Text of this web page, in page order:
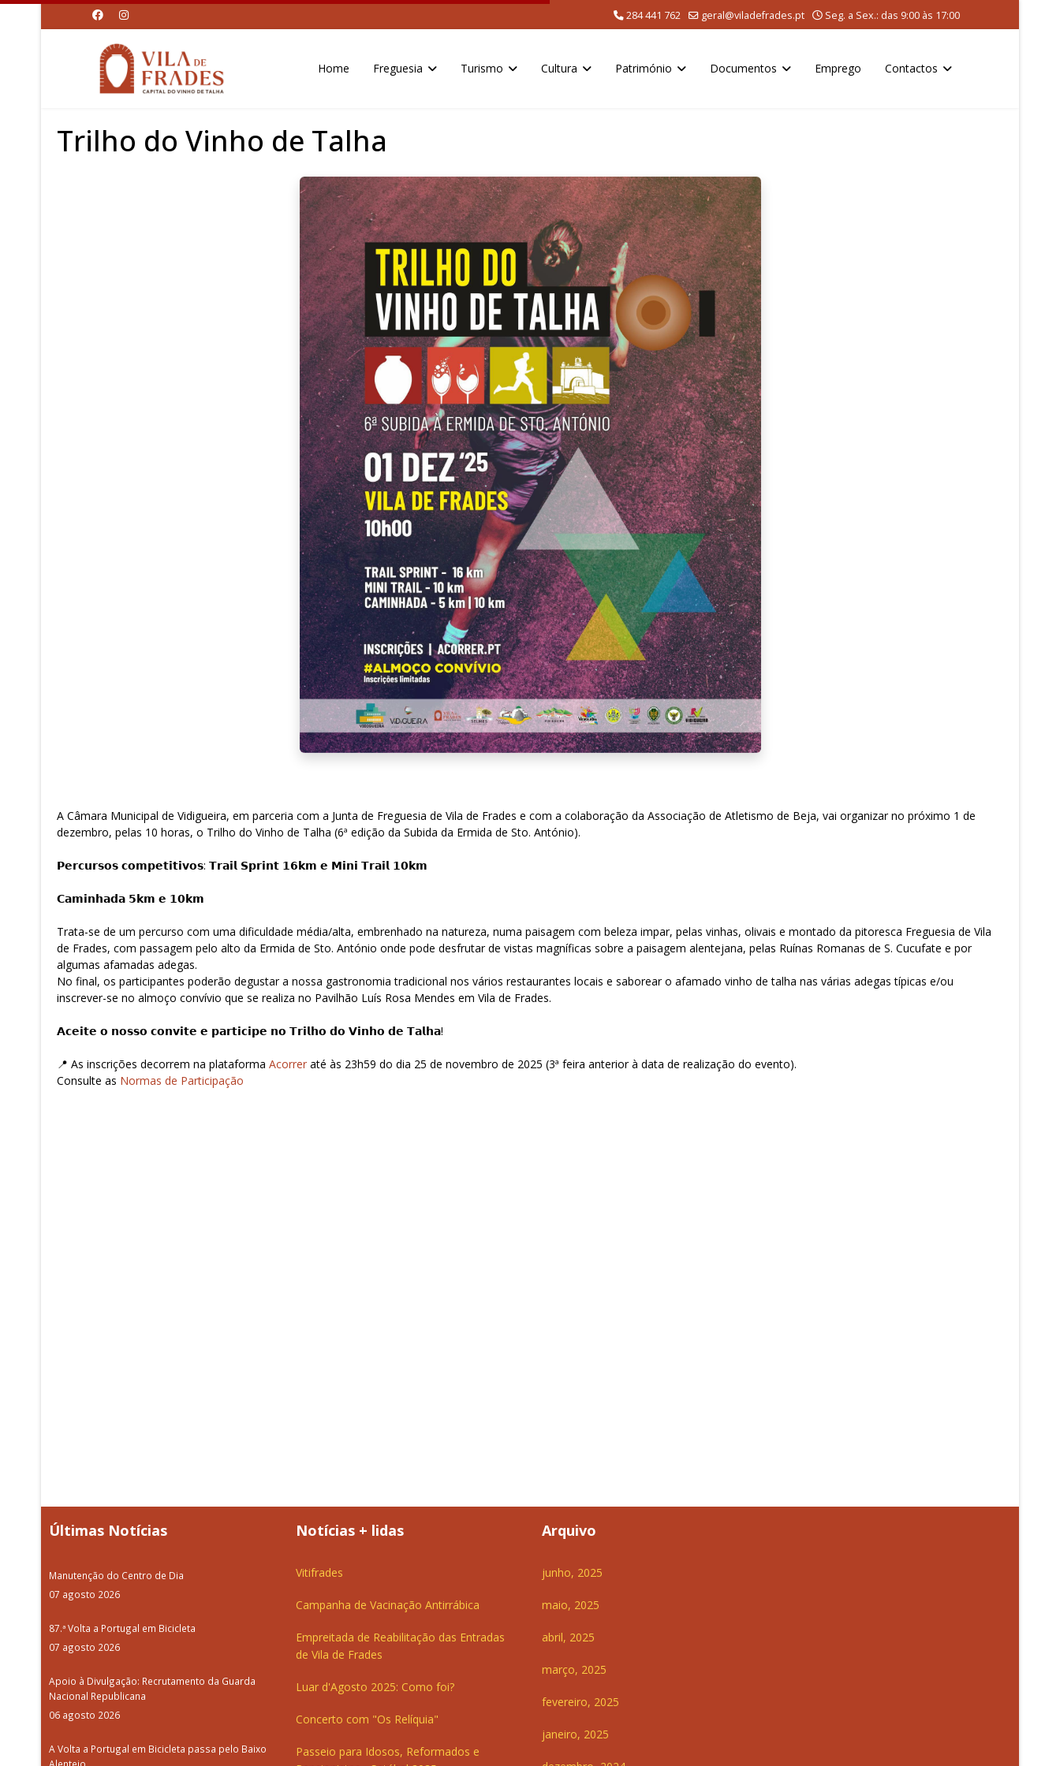
284 441 762 geral@viladefrades.pt Seg. a Sex.: das 9:00 às 17:00
Home Freguesia Turismo Cultura Património Documentos Emprego Contactos
Trilho do Vinho de Talha
A Câmara Municipal de Vidigueira, em parceria com a Junta de Freguesia de Vila de Frades e com a colaboração da Associação de Atletismo de Beja, vai organizar no próximo 1 de
dezembro, pelas 10 horas, o Trilho do Vinho de Talha (6ª edição da Subida da Ermida de Sto. António).
𝗣𝗲𝗿𝗰𝘂𝗿𝘀𝗼𝘀 𝗰𝗼𝗺𝗽𝗲𝘁𝗶𝘁𝗶𝘃𝗼𝘀: 𝗧𝗿𝗮𝗶𝗹 𝗦𝗽𝗿𝗶𝗻𝘁 𝟭𝟲𝗸𝗺 𝗲 𝗠𝗶𝗻𝗶 𝗧𝗿𝗮𝗶𝗹 𝟭𝟬𝗸𝗺
𝗖𝗮𝗺𝗶𝗻𝗵𝗮𝗱𝗮 𝟱𝗸𝗺 𝗲 𝟭𝟬𝗸𝗺
Trata-se de um percurso com uma dificuldade média/alta, embrenhado na natureza, numa paisagem com beleza impar, pelas vinhas, olivais e montado da pitoresca Freguesia de Vila
de Frades, com passagem pelo alto da Ermida de Sto. António onde pode desfrutar de vistas magníficas sobre a paisagem alentejana, pelas Ruínas Romanas de S. Cucufate e por
algumas afamadas adegas.
No final, os participantes poderão degustar a nossa gastronomia tradicional nos vários restaurantes locais e saborear o afamado vinho de talha nas várias adegas típicas e/ou
inscrever-se no almoço convívio que se realiza no Pavilhão Luís Rosa Mendes em Vila de Frades.
𝗔𝗰𝗲𝗶𝘁𝗲 𝗼 𝗻𝗼𝘀𝘀𝗼 𝗰𝗼𝗻𝘃𝗶𝘁𝗲 𝗲 𝗽𝗮𝗿𝘁𝗶𝗰𝗶𝗽𝗲 𝗻𝗼 𝗧𝗿𝗶𝗹𝗵𝗼 𝗱𝗼 𝗩𝗶𝗻𝗵𝗼 𝗱𝗲 𝗧𝗮𝗹𝗵𝗮!
📍 As inscrições decorrem na plataforma Acorrer até às 23h59 do dia 25 de novembro de 2025 (3ª feira anterior à data de realização do evento).
Consulte as Normas de Participação
Últimas Notícias
Manutenção do Centro de Dia
07 agosto 2026
87.ª Volta a Portugal em Bicicleta
07 agosto 2026
Apoio à Divulgação: Recrutamento da Guarda
Nacional Republicana
06 agosto 2026
A Volta a Portugal em Bicicleta passa pelo Baixo
Notícias + lidas
Vitifrades
Campanha de Vacinação Antirrábica
Empreitada de Reabilitação das Entradas
de Vila de Frades
Luar d'Agosto 2025: Como foi?
Concerto com "Os Relíquia"
Passeio para Idosos, Reformados e
Arquivo
junho, 2025
maio, 2025
abril, 2025
março, 2025
fevereiro, 2025
janeiro, 2025